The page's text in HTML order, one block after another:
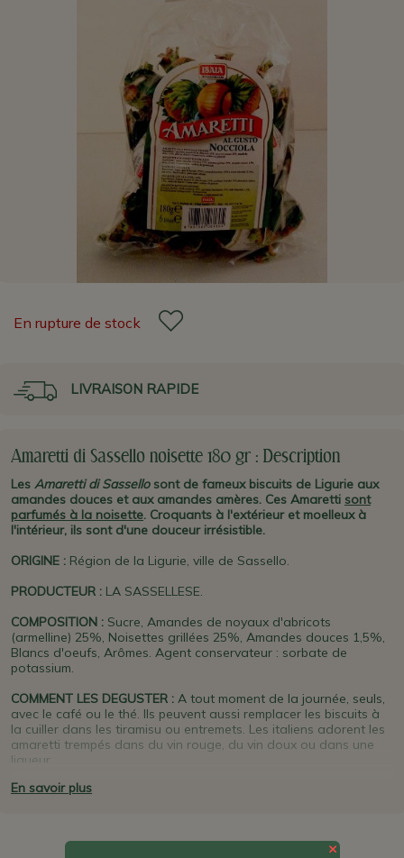
En rupture de stock
LIVRAISON RAPIDE
Amaretti di Sassello noisette 180 gr : Description
Les Amaretti di Sassellosont de fameux biscuits de Ligurie aux
amandes douces et aux amandes amères. Ces Amaretti sont
parfumés à la noisette. Croquants à l'extérieur et moelleux à
l'intérieur, ils sont d'une douceur irrésistible.
ORIGINE : Région de la Ligurie, ville de Sassello.
PRODUCTEUR : LA SASSELLESE.
COMPOSITION : Sucre, Amandes de noyaux d'abricots
(armelline) 25%, Noisettes grillées 25%, Amandes douces 1,5%,
Blancs d'oeufs, Arômes. Agent conservateur : sorbate de
potassium.
COMMENT LES DEGUSTER : A tout moment de la journée, seuls,
avec le café ou le thé. Ils peuvent aussi remplacer les biscuits à
la cuiller dans les tiramisu ou entremets. Les italiens adorent les
amaretti trempés dans du vin rouge, du vin doux ou dans une
liqueur.
PLUS D'INFO : La Sassellese
En savoir plus
×